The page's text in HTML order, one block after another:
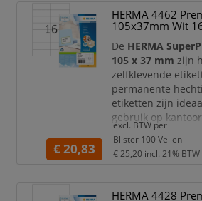
productlabeling.
Dankzij het
37 mmzijn deze
etiketten
HERMA 4462
105x37mm Wit
De HERMA
105 x 37 mm zijn
zelfklevende
permanente
etiketten zijn
gebruik op
verzending,
en
langwerpige
adresetiketten,
€ 20,83
excl. BTW per
Blister 100 Vellen
€ 25,20 incl. 21% BTW
HERMA 4428